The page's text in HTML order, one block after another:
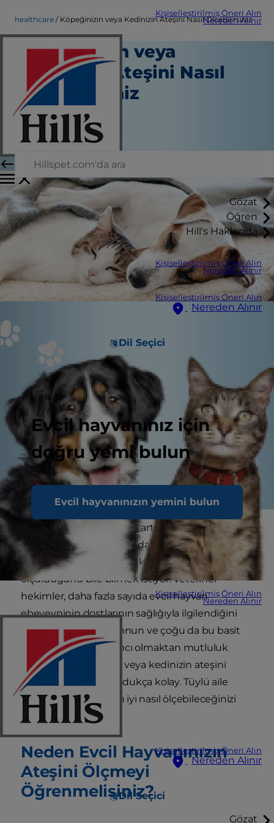
Kişiselleştirilmiş Öneri Alın
Nereden Alınır
Gözat
Öğren
Hill's Hakkında
Kişiselleştirilmiş Öneri Alın
Nereden Alınır
Kişiselleştirilmiş Öneri Alın
Nereden Alınır
Dil Seçici
Evcil hayvanınız için
doğru yemi bulun
Evcil hayvanınızın yemini bulun
Kişiselleştirilmiş Öneri Alın
Nereden Alınır
Kişiselleştirilmiş Öneri Alın
Nereden Alınır
Dil Seçici
Gözat
healthcare Köpeğinizin veya Kedinizin Ateşini Nasıl Ölçebilirsiniz
Köpeğinizin veya
Kedinizin Ateşini Nasıl
Ölçebilirsiniz
Sağlık hizmeti
Dr. Patty Khuly
|
Evcil hayvan ebeveynleri artık dostlarının
sağlığına hiç olmadığı kadar çok ilgi gösteriyor.
Birçoğu bir kedinin veya köpeğin ateşinin nasıl
ölçüldüğünü bile bilmek istiyor. Veteriner
hekimler, daha fazla sayıda evcil hayvan
ebeveyninin dostlarının sağlığıyla ilgilendiğini
görmekten çok memnun ve çoğu da bu basit
konuda onlara yardımcı olmaktan mutluluk
duyuyor. Köpeğinizin veya kedinizin ateşini
ölçmeyi öğrenmek oldukça kolay. Tüylü aile
üyelerinizin ateşini en iyi nasıl ölçebileceğinizi
öğrenelim.
Neden Evcil Hayvanınızın
Ateşini Ölçmeyi
Öğrenmelisiniz?